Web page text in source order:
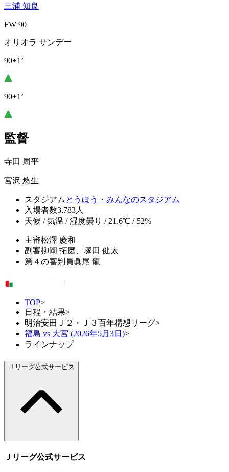
三浦 知良
FW 90
オリオラ サンデー
90+1’
90+1’
監督
寺田 周平
宮沢 悠生
スタジアム とうほう・みんなのスタジアム
入場者数3,783人
天候 / 気温 / 湿度曇り / 21.6℃ / 52%
主審松澤 慶和
副審柳岡 拓磨、塚田 健太
第４の審判員眞尾 龍
TOP>
日程・結果>
明治安田Ｊ２・Ｊ３百年構想リーグ>
福島 vs 大宮 (2026年5月3日)>
ラインナップ
Ｊリーグ公式サービス
Ｊリーグ公式サービス